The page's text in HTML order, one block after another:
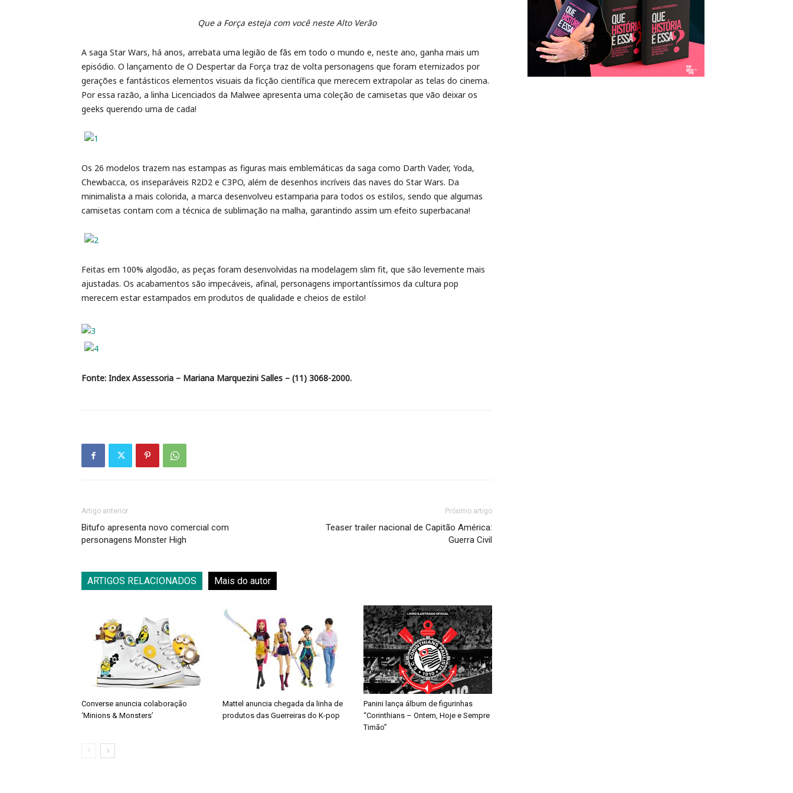
Que a Força esteja com você neste Alto Verão
A saga Star Wars, há anos, arrebata uma legião de fãs em todo o mundo e, neste ano, ganha mais um
episódio. O lançamento de O Despertar da Força traz de volta personagens que foram eternizados por
gerações e fantásticos elementos visuais da ficção científica que merecem extrapolar as telas do cinema.
Por essa razão, a linha Licenciados da Malwee apresenta uma coleção de camisetas que vão deixar os
geeks querendo uma de cada!
Os 26 modelos trazem nas estampas as figuras mais emblemáticas da saga como Darth Vader, Yoda,
Chewbacca, os inseparáveis R2D2 e C3PO, além de desenhos incríveis das naves do Star Wars. Da
minimalista a mais colorida, a marca desenvolveu estamparia para todos os estilos, sendo que algumas
camisetas contam com a técnica de sublimação na malha, garantindo assim um efeito superbacana!
Feitas em 100% algodão, as peças foram desenvolvidas na modelagem slim fit, que são levemente mais
ajustadas. Os acabamentos são impecáveis, afinal, personagens importantíssimos da cultura pop
merecem estar estampados em produtos de qualidade e cheios de estilo!
Fonte: Index Assessoria – Mariana Marquezini Salles – (11) 3068-2000.
Artigo anterior
Bitufo apresenta novo comercial com
personagens Monster High
Próximo artigo
Teaser trailer nacional de Capitão América:
Guerra Civil
ARTIGOS RELACIONADOS Mais do autor
Converse anuncia colaboração
‘Minions & Monsters’
Mattel anuncia chegada da linha de
produtos das Guerreiras do K-pop
Panini lança álbum de figurinhas
“Corinthians – Ontem, Hoje e Sempre
Timão”